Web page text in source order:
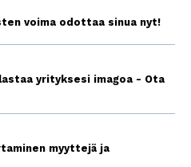
voima odottaa sinua nyt!
yrityksesi imagoa - Ota
myyttejä ja